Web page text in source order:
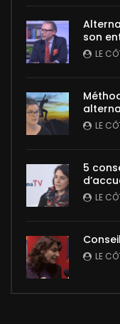
son
LE
LE
5
LE
LE